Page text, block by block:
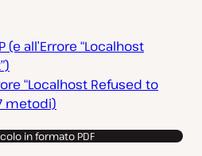
(e all’Errore “Localhost
“Localhost Refused to
metodi)
in formato PDF